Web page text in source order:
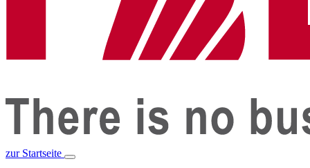
zur Startseite